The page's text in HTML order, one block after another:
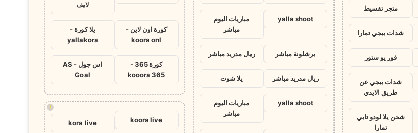
متجر تقسيط
شدات ببجي تمارا
فور يو ستور
شدات ببجي عن
طريق الايدي
شحن يلا لودو تابي
تمارا
yalla shoot
مباريات اليوم
مباشر
برشلونة مباشر ريال مدريد مباشر
ريال مدريد مباشر يلا شوت
yalla shoot
مباريات اليوم
مباشر
لايف
كورة اون لاين -
koora onl
يلا كورة -
yallakora
كورة 365 -
kooora 365
اس جول - AS
Goal
!
koora live
kora live